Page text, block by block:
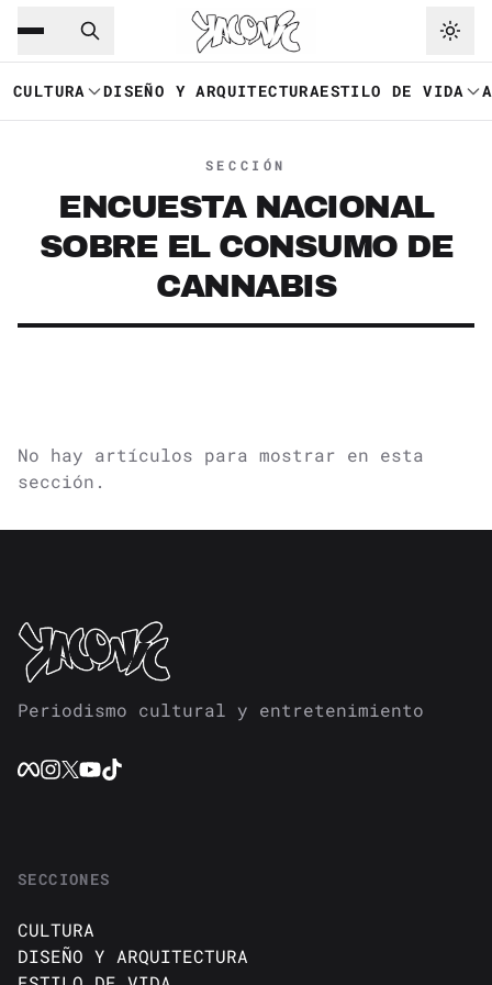
Saltar al contenido principal
CULTURA DISEÑO Y ARQUITECTURAESTILO DE VIDA
SECCIÓN
ENCUESTA NACIONAL
SOBRE EL CONSUMO DE
CANNABIS
No hay artículos para mostrar en esta
sección.
Periodismo cultural y entretenimiento
SECCIONES
CULTURA
DISEÑO Y ARQUITECTURA